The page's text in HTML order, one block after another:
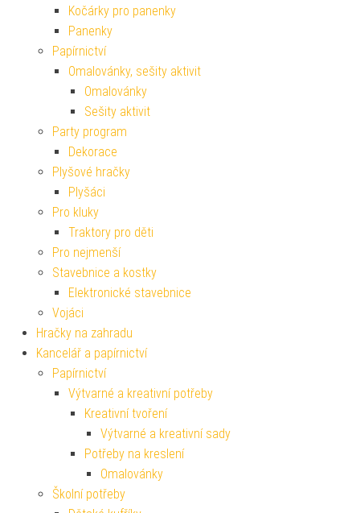
Kočárky pro panenky
Panenky
Papírnictví
Omalovánky, sešity aktivit
Omalovánky
Sešity aktivit
Party program
Dekorace
Plyšové hračky
Plyšáci
Pro kluky
Traktory pro děti
Pro nejmenší
Stavebnice a kostky
Elektronické stavebnice
Vojáci
Hračky na zahradu
Kancelář a papírnictví
Papírnictví
Výtvarné a kreativní potřeby
Kreativní tvoření
Výtvarné a kreativní sady
Potřeby na kreslení
Omalovánky
Školní potřeby